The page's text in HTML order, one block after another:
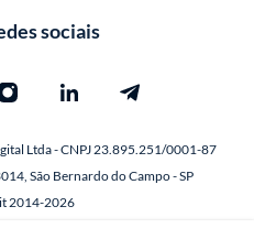
sociais
Ltda - CNPJ 23.895.251/0001-87
São Bernardo do Campo - SP
2014-2026